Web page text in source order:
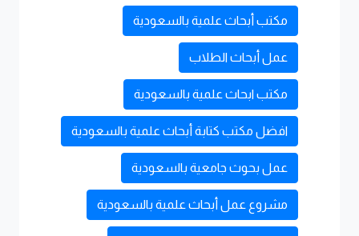
مكتب أبحاث علمية بالسعودية
عمل أبحاث الطلاب
مكتب ابحاث علمية بالسعودية
افضل مكتب كتابة أبحاث علمية بالسعودية
عمل بحوث جامعية بالسعودية
مشروع عمل أبحاث علمية بالسعودية